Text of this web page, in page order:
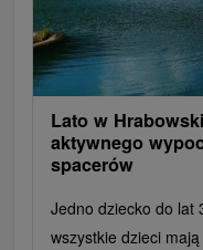
Lato w
aktywnego
spacerów
Jedno dziecko do lat
wszystkie dzieci